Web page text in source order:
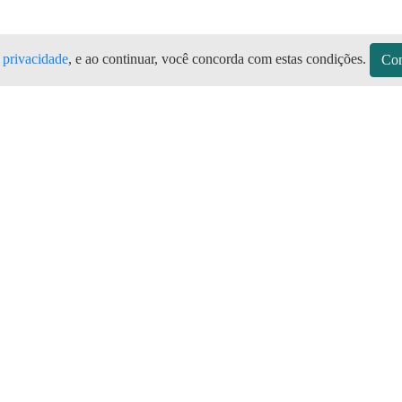
PB Todas as marcas de botijão de
, e ao continuar, você concorda com estas condições.